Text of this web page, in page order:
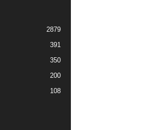
2879
391
350
200
108